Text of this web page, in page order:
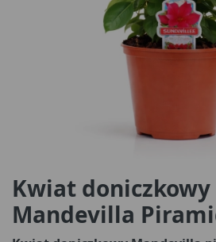
Kwiat doniczkowy
Mandevilla